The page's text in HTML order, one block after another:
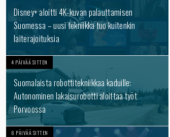
Disney+ aloitti 4K-kuvan palauttamisen
Suomessa – uusi tekniikka tuo kuitenkin
laiterajoituksia
4 PÄIVÄÄ SITTEN
Suomalaista robottitekniikkaa kaduille:
Autonominen lakaisurobotti aloittaa työt
Porvoossa
6 PÄIVÄÄ SITTEN